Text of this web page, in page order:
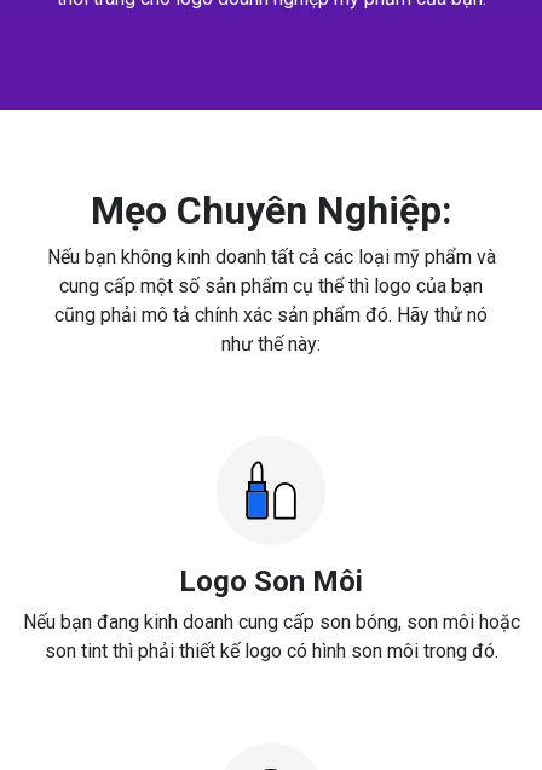
Mẹo Chuyên Nghiệp:
Nếu bạn không kinh doanh tất cả các loại mỹ phẩm và
cung cấp một số sản phẩm cụ thể thì logo của bạn
cũng phải mô tả chính xác sản phẩm đó. Hãy thử nó
như thế này:
Logo Son Môi
Nếu bạn đang kinh doanh cung cấp son bóng, son môi hoặc
son tint thì phải thiết kế logo có hình son môi trong đó.